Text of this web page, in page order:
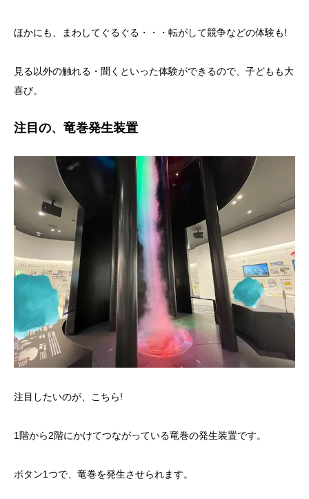
ほかにも、まわしてぐるぐる・・・転がして競争などの体験も!
見る以外の触れる・聞くといった体験ができるので、子どもも大
喜び。
注目の、竜巻発生装置
注目したいのが、こちら!
1階から2階にかけてつながっている竜巻の発生装置です。
ボタン1つで、竜巻を発生させられます。